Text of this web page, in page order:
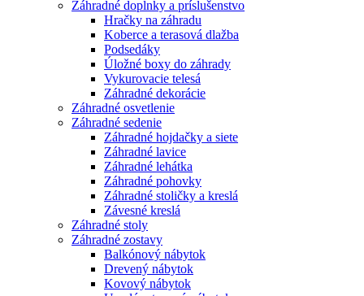
Záhradné doplnky a príslušenstvo
Hračky na záhradu
Koberce a terasová dlažba
Podsedáky
Úložné boxy do záhrady
Vykurovacie telesá
Záhradné dekorácie
Záhradné osvetlenie
Záhradné sedenie
Záhradné hojdačky a siete
Záhradné lavice
Záhradné lehátka
Záhradné pohovky
Záhradné stoličky a kreslá
Závesné kreslá
Záhradné stoly
Záhradné zostavy
Balkónový nábytok
Drevený nábytok
Kovový nábytok